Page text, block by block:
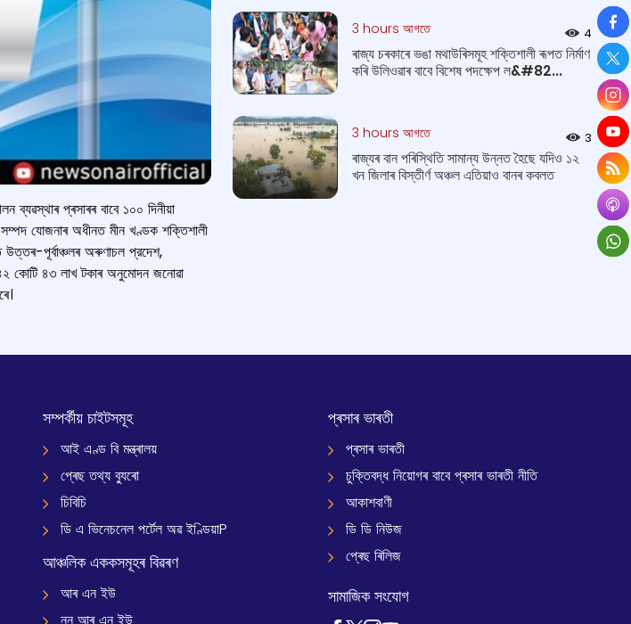
প্ৰসাৰৰ বাবে ১০০ দিনীয়া
সম্পদ যোজনাৰ অধীনত মীন খণ্ডক শক্তিশালী
উত্তৰ-পূৰ্বাঞ্চলৰ অৰুণাচল প্রদেশ,
কোটি ৪৩ লাখ টকাৰ অনুমোদন জনোৱা
3 hours আগতে 4
ৰাজ্য চৰকাৰে ভঙা মথাউৰিসমূহ শক্তিশালী ৰূপত নিৰ্মাণ
কৰি উলিওৱাৰ বাবে বিশেষ পদক্ষেপ ল&#82...
3 hours আগতে 3
ৰাজ্যৰ বান পৰিস্থিতি সামান্য উন্নত হৈছে যদিও ১২
খন জিলাৰ বিস্তীর্ণ অঞ্চল এতিয়াও বানৰ কবলত
সম্পৰ্কীয় চাইটসমূহ
আই এণ্ড বি মন্ত্ৰালয়
প্ৰেছ তথ্য ব্যুৰো
চিবিচি
ডি এ ভিনেচনেল পৰ্টেল অৱ ইণ্ডিয়াP
আঞ্চলিক এককসমূহৰ বিৱৰণ
আৰ এন ইউ
প্ৰসাৰ ভাৰতী
প্ৰসাৰ ভাৰতী
চুক্তিবদ্ধ নিয়োগৰ বাবে প্ৰসাৰ ভাৰতী নীতি
আকাশবাণী
ডি ডি নিউজ
প্ৰেছ ৰিলিজ
সামাজিক সংযোগ